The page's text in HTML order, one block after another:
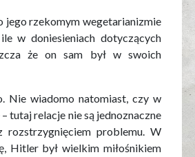
jego rzekomym wegetarianizmie
w doniesieniach dotyczących
że on sam był w swoich
Nie wiadomo natomiast, czy w
tutaj relacje nie są jednoznaczne
problemu. W
Hitler był wielkim miłośnikiem